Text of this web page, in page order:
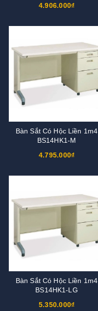
4.906.000₫
Bàn Sắt Có Hộc Liền 1m4
BS14HK1-M
4.795.000₫
Bàn Sắt Có Hộc Liền 1m4
BS14HK1-LG
5.350.000₫